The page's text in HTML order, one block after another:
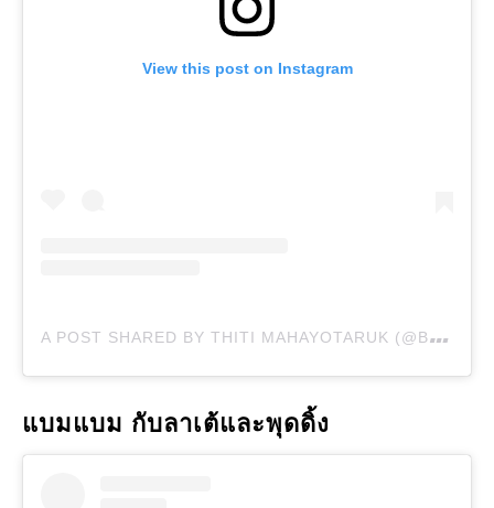
View this post on Instagram
A
POST SHARED BY THITI MAHAYOTARUK (@BANK_THITI)
แบมแบม กับลาเต้และพุดดิ้ง